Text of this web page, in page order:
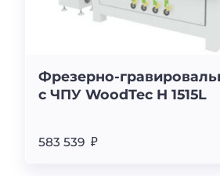
Фрезерно-
с ЧПУ WoodTec H 1515L
583 539 ₽